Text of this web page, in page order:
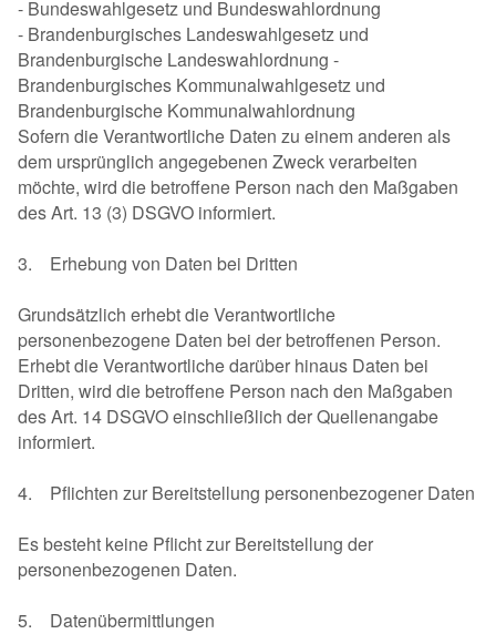
- Bundeswahlgesetz und Bundeswahlordnung
- Brandenburgisches Landeswahlgesetz und
Brandenburgische Landeswahlordnung -
Brandenburgisches Kommunalwahlgesetz und
Brandenburgische Kommunalwahlordnung
Sofern die Verantwortliche Daten zu einem anderen als
dem ursprünglich angegebenen Zweck verarbeiten
möchte, wird die betroffene Person nach den Maßgaben
des Art. 13 (3) DSGVO informiert.
3. Erhebung von Daten bei Dritten
Grundsätzlich erhebt die Verantwortliche
personenbezogene Daten bei der betroffenen Person.
Erhebt die Verantwortliche darüber hinaus Daten bei
Dritten, wird die betroffene Person nach den Maßgaben
des Art. 14 DSGVO einschließlich der Quellenangabe
informiert.
4. Pflichten zur Bereitstellung personenbezogener Daten
Es besteht keine Pflicht zur Bereitstellung der
personenbezogenen Daten.
5. Datenübermittlungen